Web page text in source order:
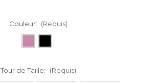
Couleur: (Requis)
Tour de Taille: (Requis)